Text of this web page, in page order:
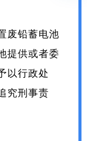
废铅蓄电池
提供或者委
以行政处
究刑事责